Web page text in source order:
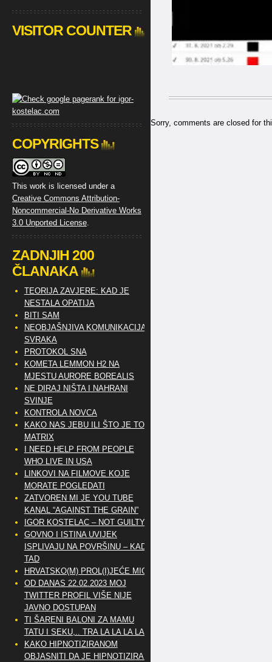
Sorry, comments are closed for
VISITOR COUNTER
COPYRIGHTS
This work is licensed under a
Creative Commons Attribution-
Noncommercial-No Derivative Works
3.0 Unported License.
ZADNJIH 200
ČLANAKA
TEORIJA ZAVJERE: KAD JE
NESTALA OPATIJA
BITI SAM
NEOBJAŠNJIVA KOMUNIKACIJA
SVRAKA
PROTOKOL SNA
KOMETA LEMMON H2 NA
MJESTU AURORE BOREALIS
NE DIRAJ NIŠTA I NAHRANI
SVINJE
KONTROLA NOVCA
KAKO NAS JEBU ILI ŠTO JE TO
MATRIX
I NEED HELP FROM PEOPLE
WHO LIVE IN USA
LINKOVI NA FILMOVE KOJE
MORATE POGLEDATI
ZATVOREN MI JE YOU TUBE
KANAL “AGAINST THE GRAIN”
IGOR KOSTELAC – NOT GUILTY
GOVNO I ISTINA UVIJEK
ISPLIVAJU NA POVRŠINU – KAD
TAD
HRVATSKO(M) PROL(I)JEĆE MIG
OD DANAS 22.02.2023 MOJ
TWITTER PROFIL VIŠE NIJE
JAVNO DOSTUPAN
TI ŠARENI BALONI ZA MAMU
TATU I SEKU,.. TRA LA LA LA LA
KAKO HIPNOTIZIRANOM
OBJASNITI DA JE HIPNOTIZIRAN